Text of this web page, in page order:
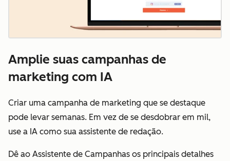
Amplie suas campanhas de
marketing com IA
Criar uma campanha de marketing que se destaque
pode levar semanas. Em vez de se desdobrar em mil,
use a IA como sua assistente de redação.
Dê ao Assistente de Campanhas os principais detalhes